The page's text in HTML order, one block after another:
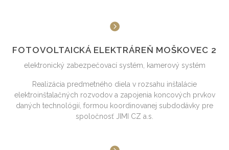
FOTOVOLTAICKÁ ELEKTRÁREŇ MOŠKOVEC 2
elektronický zabezpečovací systém, kamerový systém
Realizácia predmetného diela v rozsahu inštalácie
elektroinštalačných rozvodov a zapojenia koncových prvkov
daných technológií, formou koordinovanej subdodávky pre
spoločnosť JIMI CZ a.s.